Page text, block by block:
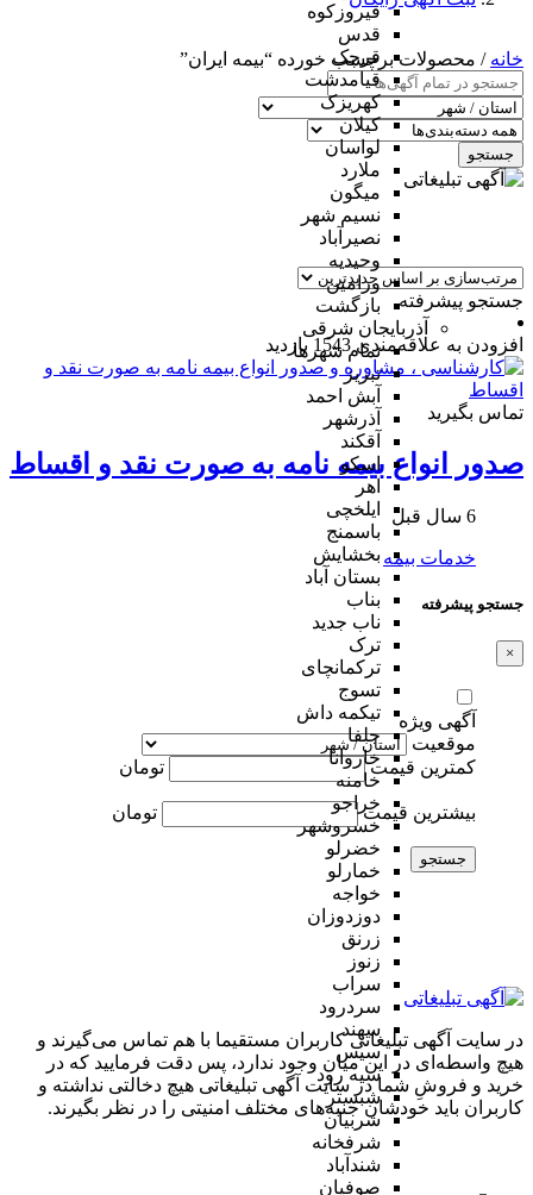
فیروزکوه
قدس
قرچک
قیامدشت
کهریزک
کیلان
لواسان
ملارد
میگون
نسیم شهر
نصیرآباد
وحیدیه
ورامین
بازگشت
آذربایجان شرقی
تمام شهر‌ها
تبریز
آبش احمد
آذرشهر
آقکند
اسکو
اهر
ایلخچی
باسمنج
بخشایش
بستان آباد
بناب
ناب جدید
ترک
ترکمانچای
تسوج
تیکمه داش
جلفا
خاروانا
خامنه
خراجو
خسروشهر
خضرلو
خمارلو
خواجه
دوزدوزان
زرنق
زنوز
سراب
سردرود
سهند
سیس
سیه رود
شبستر
شربیان
شرفخانه
شندآباد
صوفیان
خانه / محصولات برچسب خورده “بیمه ایران”
جستجو
جستجو پیشرفته
افزودن به علاقه‌مندی 1543 بازدید
تماس بگیرید
صدور انواع بیمه نامه به صورت نقد و اقساط
6 سال قبل
خدمات بیمه
جستجو پیشرفته
×
آگهی ویژه
موقعیت
کمترین قیمت
تومان
بیشترین قیمت تومان
جستجو
در سایت آگهی تبلیغاتی کاربران مستقیما با هم تماس می‌گیرند و
هیچ واسطه‌ای در این میان وجود ندارد، پس دقت فرمایید که در
خرید و فروشِ شما در سایت آگهی تبلیغاتی هیچ دخالتی نداشته و
کاربران باید خودشان جنبه‌های مختلف امنیتی را در نظر بگیرند.